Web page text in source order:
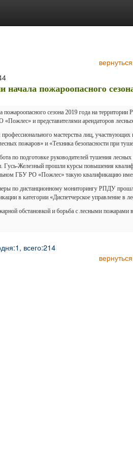
начала пожароопасного
пожароопасного сезона 2019 года на
и представителями арендаторов
мастерства лиц,
пожаров» и «Техника безопасности при
по подготовке руководителей тушения
Гусь-Железный прошли курсы повышения
ГБУ РО «Пожлес» такую квалификацию
по дистанционному мониторингу РПДУ
в категории «Диспетчерское управление в
обстановкой и борьба с лесными
всего:214